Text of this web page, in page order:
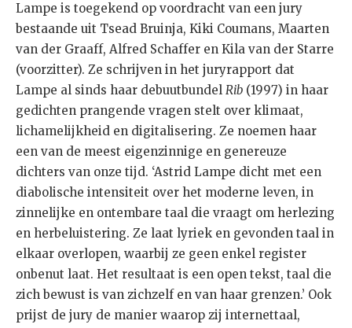
Lampe is toegekend op voordracht van een jury
bestaande uit Tsead Bruinja, Kiki Coumans, Maarten
van der Graaff, Alfred Schaffer en Kila van der Starre
(voorzitter). Ze schrijven in het juryrapport dat
Lampe al sinds haar debuutbundel Rib (1997) in haar
gedichten prangende vragen stelt over klimaat,
lichamelijkheid en digitalisering. Ze noemen haar
een van de meest eigenzinnige en genereuze
dichters van onze tijd. ‘Astrid Lampe dicht met een
diabolische intensiteit over het moderne leven, in
zinnelijke en ontembare taal die vraagt om herlezing
en herbeluistering. Ze laat lyriek en gevonden taal in
elkaar overlopen, waarbij ze geen enkel register
onbenut laat. Het resultaat is een open tekst, taal die
zich bewust is van zichzelf en van haar grenzen.’ Ook
prijst de jury de manier waarop zij internettaal,